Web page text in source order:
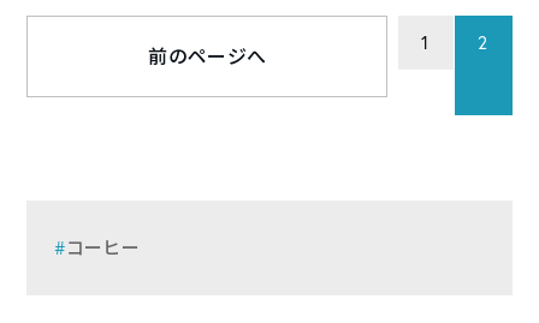
前のページへ
1 2
コーヒー